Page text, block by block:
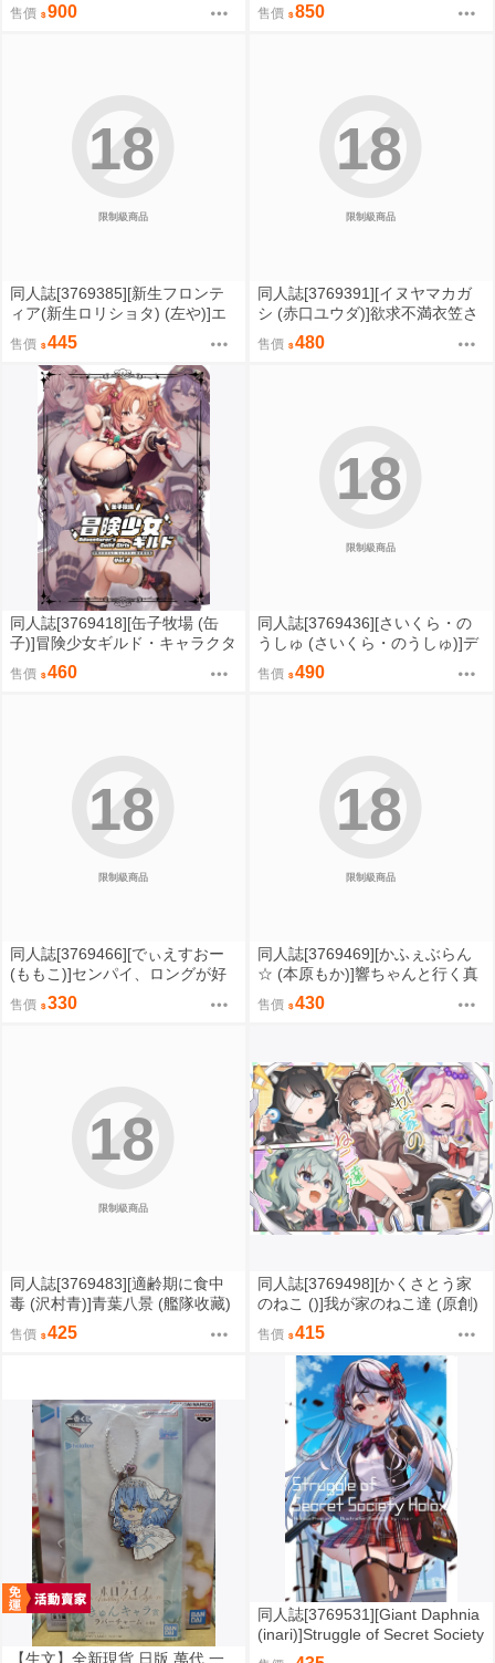
編2 (偽娘)
售價 900
編 (偽娘)
售價 850
限制級商品
18
同人誌[3769385][新生フロンテ
ィア(新生ロリショタ) (左や)]エ
ルフ快楽●● (原創)
售價 445
限制級商品
18
同人誌[3769391][イヌヤマカガ
シ (赤口ユウダ)]欲求不満衣笠さ
ん (艦隊收藏)
售價 480
同人誌[3769418][缶子牧場 (缶
子)]冒険少女ギルド・キャラクタ
ー設定資料集Vol.4 (幻想系)
售價 460
限制級商品
18
同人誌[3769436][さいくら・の
うしゅ (さいくら・のうしゅ)]デ
カチンになったら巨乳幼馴染と
その巨乳友達たちが発情してハ
售價 490
限制級商品
18
同人誌[3769466][でぃえすおー
(ももこ)]センパイ、ロングが好
きですか (原創)
售價 330
限制級商品
18
同人誌[3769469][かふぇぶらん
☆ (本原もか)]響ちゃんと行く真
夏のビーチパラダイス (艦隊收
藏)
售價 430
限制級商品
18
同人誌[3769483][適齢期に食中
毒 (沢村青)]青葉八景 (艦隊收藏)
售價 425
同人誌[3769498][かくさとう家
のねこ ()]我が家のねこ達 (原創)
售價 415
【生文】全新現貨 日版 萬代 一
同人誌[3769531][Giant Daphnia
(inari)]Struggle of Secret Society
Holox (hololive )